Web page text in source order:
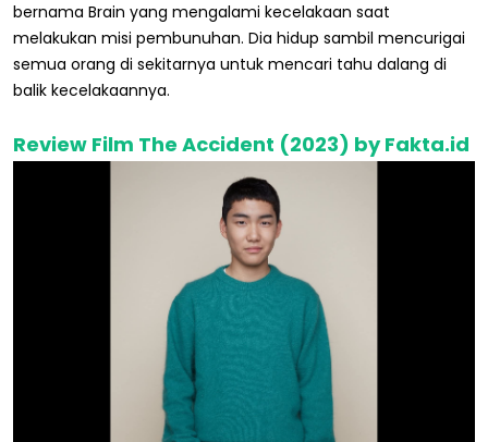
bernama Brain yang mengalami kecelakaan saat
melakukan misi pembunuhan. Dia hidup sambil mencurigai
semua orang di sekitarnya untuk mencari tahu dalang di
balik kecelakaannya.
Review Film The Accident (2023) by Fakta.id